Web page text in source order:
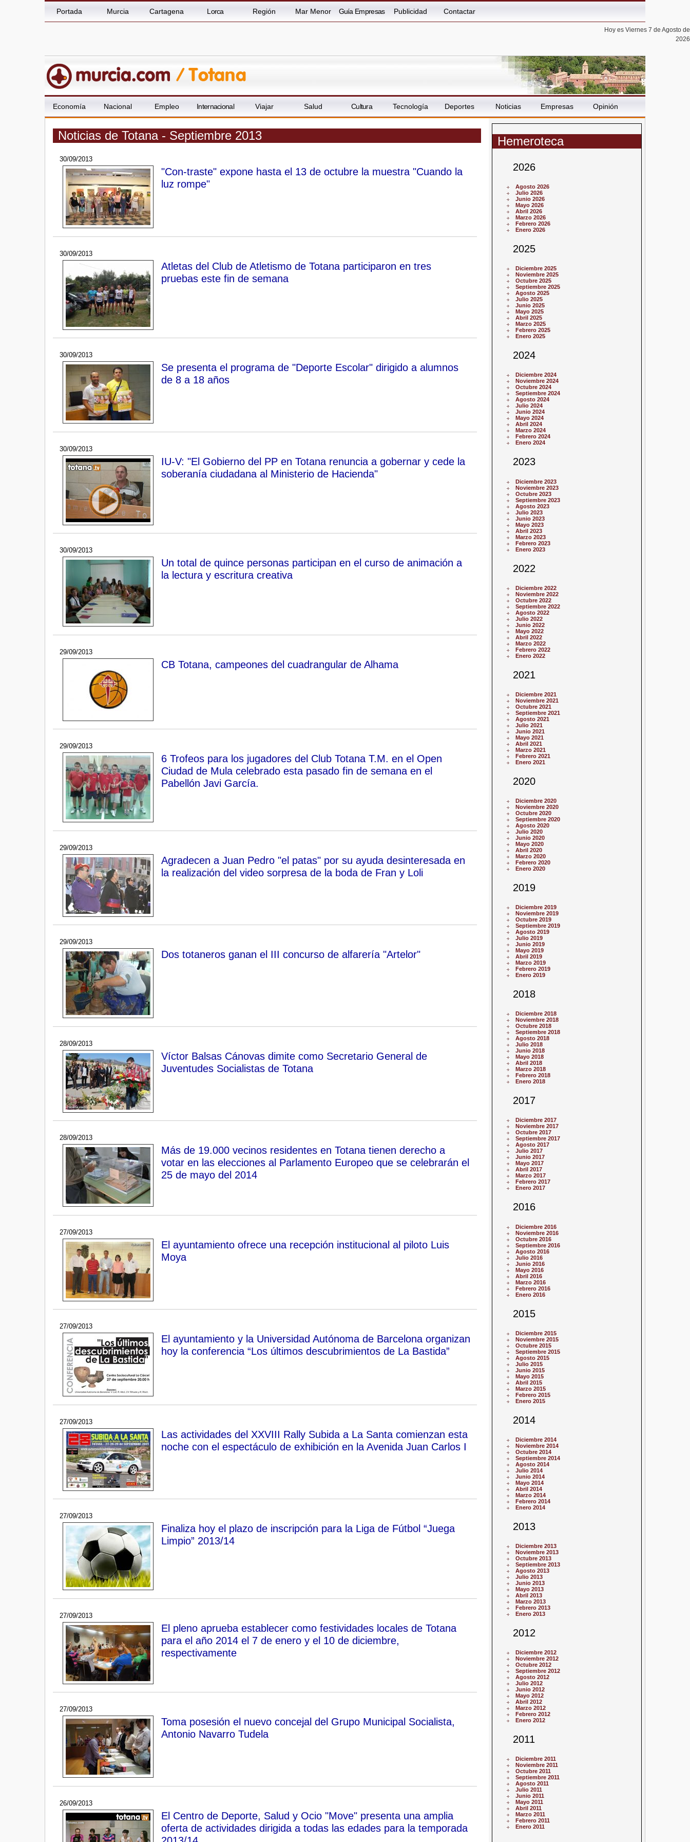
Portada Murcia Cartagena Lorca Región Mar Menor Guía Empresas Publicidad Contactar
Hoy es Viernes 7 de Agosto de
2026
Economía Nacional Empleo Internacional Viajar Salud Cultura Tecnología Deportes Noticias Empresas Opinión
Noticias de Totana - Septiembre 2013
30/09/2013
"Con-traste" expone hasta el 13 de octubre la muestra "Cuando la
luz rompe"
30/09/2013
Atletas del Club de Atletismo de Totana participaron en tres
pruebas este fin de semana
30/09/2013
Se presenta el programa de "Deporte Escolar" dirigido a alumnos
de 8 a 18 años
30/09/2013
IU-V: "El Gobierno del PP en Totana renuncia a gobernar y cede la
soberanía ciudadana al Ministerio de Hacienda"
30/09/2013
Un total de quince personas participan en el curso de animación a
la lectura y escritura creativa
29/09/2013
CB Totana, campeones del cuadrangular de Alhama
29/09/2013
6 Trofeos para los jugadores del Club Totana T.M. en el Open
Ciudad de Mula celebrado esta pasado fin de semana en el
Pabellón Javi García.
29/09/2013
Agradecen a Juan Pedro "el patas" por su ayuda desinteresada en
la realización del video sorpresa de la boda de Fran y Loli
29/09/2013
Dos totaneros ganan el III concurso de alfarería "Artelor"
28/09/2013
Víctor Balsas Cánovas dimite como Secretario General de
Juventudes Socialistas de Totana
28/09/2013
Más de 19.000 vecinos residentes en Totana tienen derecho a
votar en las elecciones al Parlamento Europeo que se celebrarán el
25 de mayo del 2014
27/09/2013
El ayuntamiento ofrece una recepción institucional al piloto Luis
Moya
27/09/2013
El ayuntamiento y la Universidad Autónoma de Barcelona organizan
hoy la conferencia “Los últimos descubrimientos de La Bastida”
27/09/2013
Las actividades del XXVIII Rally Subida a La Santa comienzan esta
noche con el espectáculo de exhibición en la Avenida Juan Carlos I
27/09/2013
Finaliza hoy el plazo de inscripción para la Liga de Fútbol “Juega
Limpio” 2013/14
27/09/2013
El pleno aprueba establecer como festividades locales de Totana
para el año 2014 el 7 de enero y el 10 de diciembre,
respectivamente
27/09/2013
Toma posesión el nuevo concejal del Grupo Municipal Socialista,
Antonio Navarro Tudela
26/09/2013
El Centro de Deporte, Salud y Ocio "Move" presenta una amplia
oferta de actividades dirigida a todas las edades para la temporada
Hemeroteca
2026
Agosto 2026
Julio 2026
Junio 2026
Mayo 2026
Abril 2026
Marzo 2026
Febrero 2026
Enero 2026
2025
Diciembre 2025
Noviembre 2025
Octubre 2025
Septiembre 2025
Agosto 2025
Julio 2025
Junio 2025
Mayo 2025
Abril 2025
Marzo 2025
Febrero 2025
Enero 2025
2024
Diciembre 2024
Noviembre 2024
Octubre 2024
Septiembre 2024
Agosto 2024
Julio 2024
Junio 2024
Mayo 2024
Abril 2024
Marzo 2024
Febrero 2024
Enero 2024
2023
Diciembre 2023
Noviembre 2023
Octubre 2023
Septiembre 2023
Agosto 2023
Julio 2023
Junio 2023
Mayo 2023
Abril 2023
Marzo 2023
Febrero 2023
Enero 2023
2022
Diciembre 2022
Noviembre 2022
Octubre 2022
Septiembre 2022
Agosto 2022
Julio 2022
Junio 2022
Mayo 2022
Abril 2022
Marzo 2022
Febrero 2022
Enero 2022
2021
Diciembre 2021
Noviembre 2021
Octubre 2021
Septiembre 2021
Agosto 2021
Julio 2021
Junio 2021
Mayo 2021
Abril 2021
Marzo 2021
Febrero 2021
Enero 2021
2020
Diciembre 2020
Noviembre 2020
Octubre 2020
Septiembre 2020
Agosto 2020
Julio 2020
Junio 2020
Mayo 2020
Abril 2020
Marzo 2020
Febrero 2020
Enero 2020
2019
Diciembre 2019
Noviembre 2019
Octubre 2019
Septiembre 2019
Agosto 2019
Julio 2019
Junio 2019
Mayo 2019
Abril 2019
Marzo 2019
Febrero 2019
Enero 2019
2018
Diciembre 2018
Noviembre 2018
Octubre 2018
Septiembre 2018
Agosto 2018
Julio 2018
Junio 2018
Mayo 2018
Abril 2018
Marzo 2018
Febrero 2018
Enero 2018
2017
Diciembre 2017
Noviembre 2017
Octubre 2017
Septiembre 2017
Agosto 2017
Julio 2017
Junio 2017
Mayo 2017
Abril 2017
Marzo 2017
Febrero 2017
Enero 2017
2016
Diciembre 2016
Noviembre 2016
Octubre 2016
Septiembre 2016
Agosto 2016
Julio 2016
Junio 2016
Mayo 2016
Abril 2016
Marzo 2016
Febrero 2016
Enero 2016
2015
Diciembre 2015
Noviembre 2015
Octubre 2015
Septiembre 2015
Agosto 2015
Julio 2015
Junio 2015
Mayo 2015
Abril 2015
Marzo 2015
Febrero 2015
Enero 2015
2014
Diciembre 2014
Noviembre 2014
Octubre 2014
Septiembre 2014
Agosto 2014
Julio 2014
Junio 2014
Mayo 2014
Abril 2014
Marzo 2014
Febrero 2014
Enero 2014
2013
Diciembre 2013
Noviembre 2013
Octubre 2013
Septiembre 2013
Agosto 2013
Julio 2013
Junio 2013
Mayo 2013
Abril 2013
Marzo 2013
Febrero 2013
Enero 2013
2012
Diciembre 2012
Noviembre 2012
Octubre 2012
Septiembre 2012
Agosto 2012
Julio 2012
Junio 2012
Mayo 2012
Abril 2012
Marzo 2012
Febrero 2012
Enero 2012
2011
Diciembre 2011
Noviembre 2011
Octubre 2011
Septiembre 2011
Agosto 2011
Julio 2011
Junio 2011
Mayo 2011
Abril 2011
Marzo 2011
Febrero 2011
Enero 2011